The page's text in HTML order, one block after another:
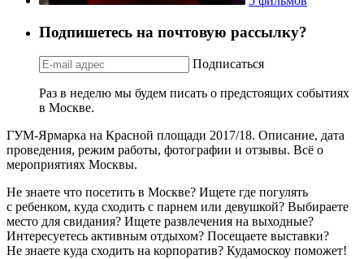
Подпишетесь на почтовую рассылку?
Подписаться
Раз в неделю мы будем писать о предстоящих событиях
в Москве.
ГУМ-Ярмарка на Красной площади 2017/18. Описание, дата
проведения, режим работы, фотографии и отзывы. Всё о
мероприятиях Москвы.
Не знаете что посетить в Москве? Ищете где погулять
с ребенком, куда сходить с парнем или девушкой? Выбираете
место для свидания? Ищете развлечения на выходные?
Интересуетесь активным отдыхом? Посещаете выставки?
Не знаете куда сходить на корпоратив? Кудамоскоу поможет!